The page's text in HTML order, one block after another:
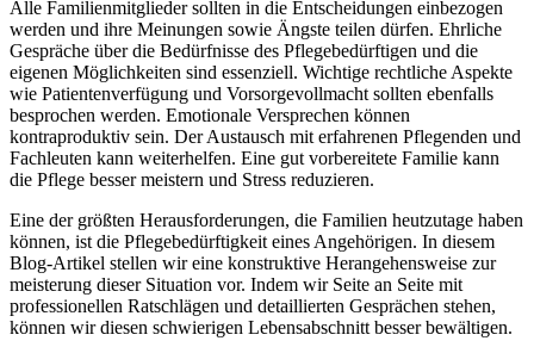
Eine der größten Herausforderungen, die Familien heutzutage haben
können, ist die Pflegebedürftigkeit eines Angehörigen. In diesem
Blog-Artikel stellen wir eine konstruktive Herangehensweise zur
meisterung dieser Situation vor. Indem wir Seite an Seite mit
professionellen Ratschlägen und detaillierten Gesprächen stehen,
können wir diesen schwierigen Lebensabschnitt besser bewältigen.